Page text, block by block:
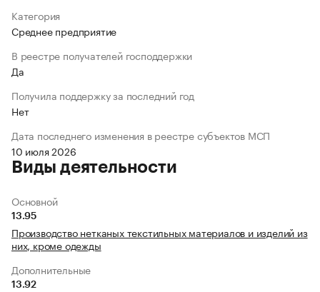
Категория
Среднее предприятие
В реестре получателей господдержки
Да
Получила поддержку за последний год
Нет
Дата последнего изменения в реестре субъектов МСП
10 июля 2026
Виды деятельности
Основной
13.95
Производство нетканых текстильных материалов и изделий из
них, кроме одежды
Дополнительные
13.92